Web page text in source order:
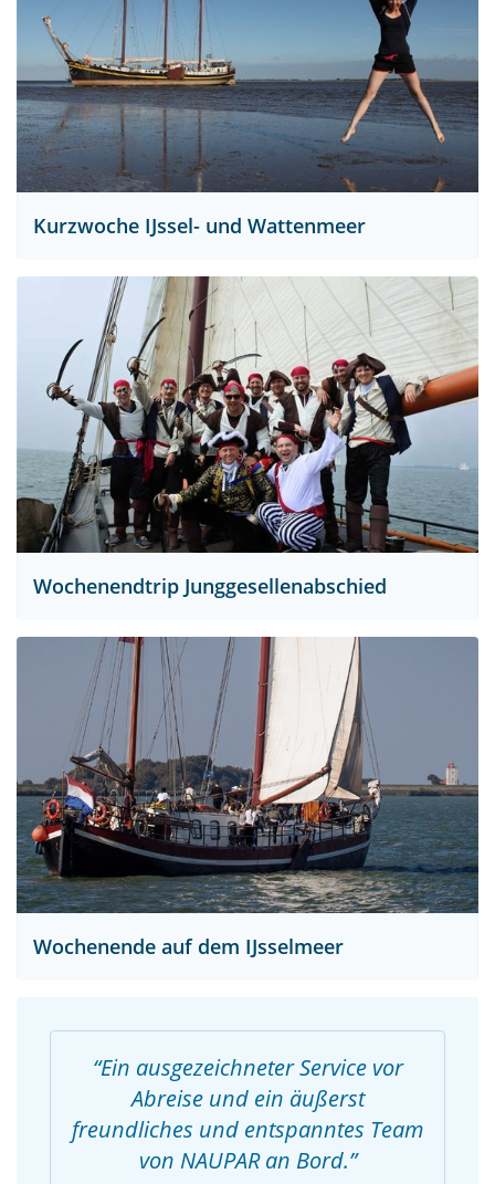
Kurzwoche IJssel- und Wattenmeer
Wochenendtrip Junggesellenabschied
Wochenende auf dem IJsselmeer
Ein ausgezeichneter Service vor
Abreise und ein äußerst
freundliches und entspanntes Team
von NAUPAR an Bord.